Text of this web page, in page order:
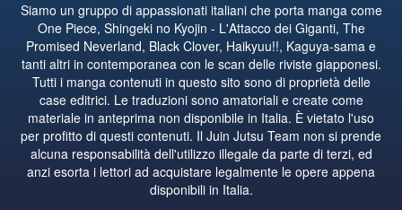
Siamo un gruppo di appassionati italiani che porta manga come
One Piece, Shingeki no Kyojin - L'Attacco dei Giganti, The
Promised Neverland, Black Clover, Haikyuu!!, Kaguya-sama e
tanti altri in contemporanea con le scan delle riviste giapponesi.
Tutti i manga contenuti in questo sito sono di proprietà delle
case editrici. Le traduzioni sono amatoriali e create come
materiale in anteprima non disponibile in Italia. È vietato l'uso
per profitto di questi contenuti. Il Juin Jutsu Team non si prende
alcuna responsabilità dell'utilizzo illegale da parte di terzi, ed
anzi esorta i lettori ad acquistare legalmente le opere appena
disponibili in Italia.